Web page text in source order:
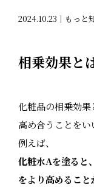
2024.10.23｜もっと
相乗効果と
化粧品の相乗効
高め合うことをい
例えば、
化粧水Aを塗ると
をより高めること